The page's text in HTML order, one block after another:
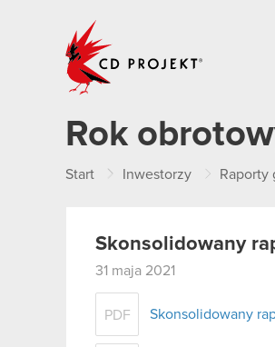
Rok
Start Inwestorzy Raporty
Skonsolidowany
31 maja 2021
PDF Skonsolidowany